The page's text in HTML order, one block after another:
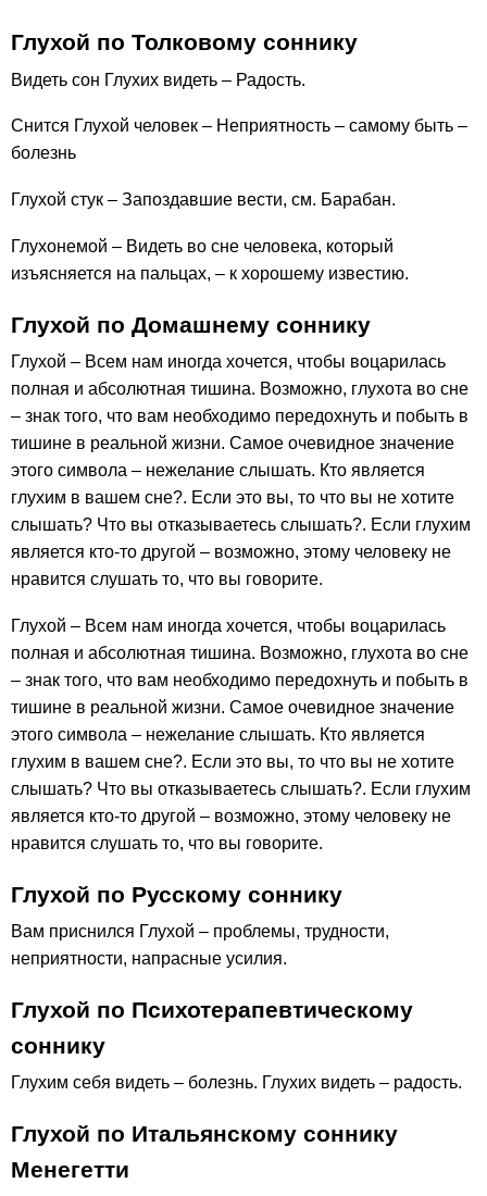
Глухой по Толковому соннику
Видеть сон Глухих видеть – Радость.
Снится Глухой человек – Неприятность – самому быть –
болезнь
Глухой стук – Запоздавшие вести, см. Барабан.
Глухонемой – Видеть во сне человека, который
изъясняется на пальцах, – к хорошему известию.
Глухой по Домашнему соннику
Глухой – Всем нам иногда хочется, чтобы воцарилась
полная и абсолютная тишина. Возможно, глухота во сне
– знак того, что вам необходимо передохнуть и побыть в
тишине в реальной жизни. Самое очевидное значение
этого символа – нежелание слышать. Кто является
глухим в вашем сне?. Если это вы, то что вы не хотите
слышать? Что вы отказываетесь слышать?. Если глухим
является кто-то другой – возможно, этому человеку не
нравится слушать то, что вы говорите.
Глухой – Всем нам иногда хочется, чтобы воцарилась
полная и абсолютная тишина. Возможно, глухота во сне
– знак того, что вам необходимо передохнуть и побыть в
тишине в реальной жизни. Самое очевидное значение
этого символа – нежелание слышать. Кто является
глухим в вашем сне?. Если это вы, то что вы не хотите
слышать? Что вы отказываетесь слышать?. Если глухим
является кто-то другой – возможно, этому человеку не
нравится слушать то, что вы говорите.
Глухой по Русскому соннику
Вам приснился Глухой – проблемы, трудности,
неприятности, напрасные усилия.
Глухой по Психотерапевтическому
соннику
Глухим себя видеть – болезнь. Глухих видеть – радость.
Глухой по Итальянскому соннику
Менегетти